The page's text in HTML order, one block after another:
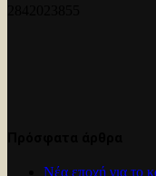
Νέα εποχή για το